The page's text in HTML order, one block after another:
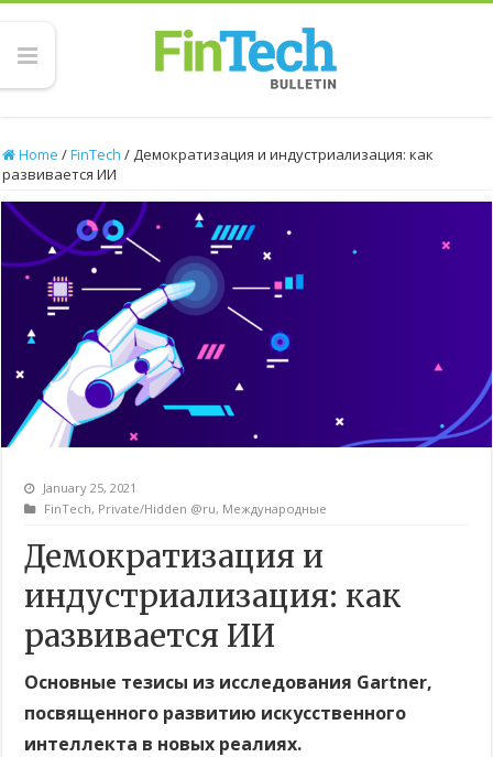
Home /FinTech /Демократизация и индустриализация: как
развивается ИИ
January 25, 2021
FinTech, Private/Hidden @ru, Международные
Демократизация и
индустриализация: как
развивается ИИ
Основные тезисы из исследования Gartner,
посвященного развитию искусственного
интеллекта в новых реалиях.